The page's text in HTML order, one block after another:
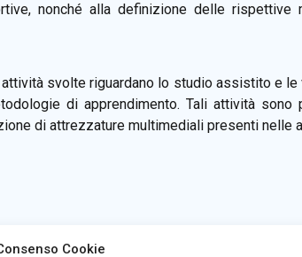
Cookie
nonché alla definizione delle
svolte riguardano lo studio assistito e
di apprendimento. Tali attività
di attrezzature multimediali presenti nelle